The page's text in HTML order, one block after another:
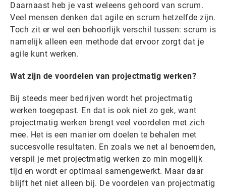
Daarnaast heb je vast weleens gehoord van scrum.
Veel mensen denken dat agile en scrum hetzelfde zijn.
Toch zit er wel een behoorlijk verschil tussen: scrum is
namelijk alleen een methode dat ervoor zorgt dat je
agile kunt werken.
Wat zijn de voordelen van projectmatig werken?
Bij steeds meer bedrijven wordt het projectmatig
werken toegepast. En dat is ook niet zo gek, want
projectmatig werken brengt veel voordelen met zich
mee. Het is een manier om doelen te behalen met
succesvolle resultaten. En zoals we net al benoemden,
verspil je met projectmatig werken zo min mogelijk
tijd en wordt er optimaal samengewerkt. Maar daar
blijft het niet alleen bij. De voordelen van projectmatig